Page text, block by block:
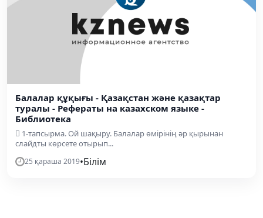
Балалар құқығы - Қазақстан және қазақтар
туралы - Рефераты на казахском языке -
Библиотека
 1-тапсырма. Ой шақыру. Балалар өмірінің әр қырынан
слайдты көрсете отырып...
25 қараша 2019•Білім